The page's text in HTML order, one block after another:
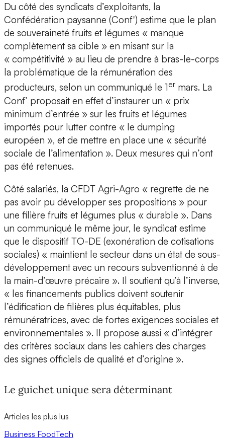
Du côté des syndicats d’exploitants, la
Confédération paysanne (Conf') estime que le plan
de souveraineté fruits et légumes « manque
complètement sa cible » en misant sur la
« compétitivité » au lieu de prendre à bras-le-corps
la problématique de la rémunération des
producteurs, selon un communiqué le 1er mars. La
Conf’ proposait en effet d’instaurer un « prix
minimum d’entrée » sur les fruits et légumes
importés pour lutter contre « le dumping
européen », et de mettre en place une « sécurité
sociale de l’alimentation ». Deux mesures qui n’ont
pas été retenues.
Côté salariés, la CFDT Agri-Agro « regrette de ne
pas avoir pu développer ses propositions » pour
une filière fruits et légumes plus « durable ». Dans
un communiqué le même jour, le syndicat estime
que le dispositif TO-DE (exonération de cotisations
sociales) « maintient le secteur dans un état de sous-
développement avec un recours subventionné à de
la main-d’œuvre précaire ». Il soutient qu’à l’inverse,
« les financements publics doivent soutenir
l’édification de filières plus équitables, plus
rémunératrices, avec de fortes exigences sociales et
environnementales ». Il propose aussi « d’intégrer
des critères sociaux dans les cahiers des charges
des signes officiels de qualité et d’origine ».
Le guichet unique sera déterminant
Articles les plus lus
Business FoodTech